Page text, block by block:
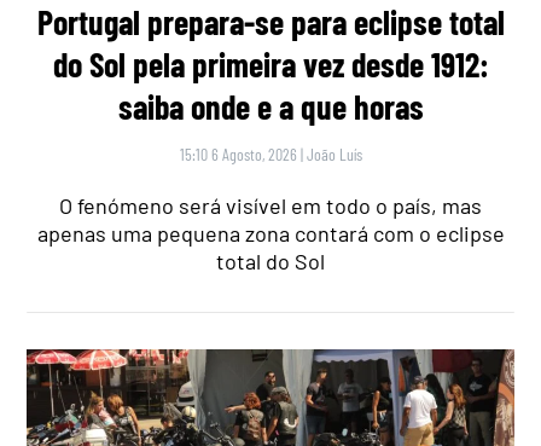
Portugal prepara-se para eclipse total
do Sol pela primeira vez desde 1912:
saiba onde e a que horas
15:10 6 Agosto, 2026 |João Luís
O fenómeno será visível em todo o país, mas
apenas uma pequena zona contará com o eclipse
total do Sol